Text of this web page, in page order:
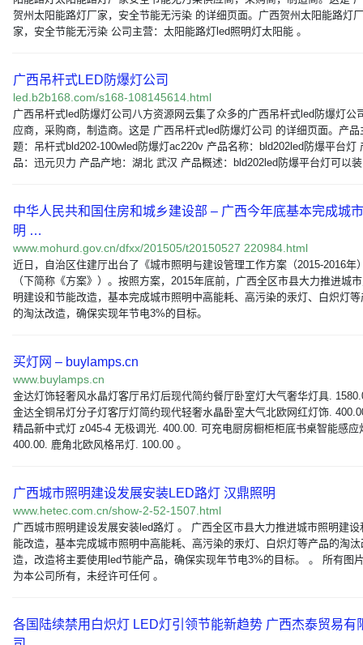
贺州太阳能路灯厂家，安全节能无污染 的详细页面。广西贺州太阳能路灯厂
家，安全节能无污染 公司主营：太阳能路灯led照明灯太阳能 。
广西吊杆式LED防爆灯公司
led.b2b168.com/s168-108145614.html
广西吊杆式led防爆灯公司八方资源网云集了众多的广西吊杆式led防爆灯公
应商，采购商，制造商。这是 广西吊杆式led防爆灯公司 的详细页面。产品
题：吊杆式bld202-100wled防爆灯ac220v 产品名称：bld202led防爆平台灯
品：迅元贝力 产品产地：湖北 武汉 产品概述：bld202led防爆平台灯可以
中华人民共和国住房和城乡建设部 – 广西今年底基本完成城
明 …
www.mohurd.gov.cn/dfxx/201505/t20150527 220984.html
近日，自治区住建厅出台了《城市照明与建设管理工作方案（2015-2016年
（下简称《方案》）。按照方案，2015年底前，广西全区市县大力推进城
明建设和节能改造，基本完成城市照明中高能耗、高污染的汞灯、白炽灯等
的淘汰改造，确保实现年节电3%的目标。
买灯网 – buylamps.cn
www.buylamps.cn
金达灯饰轻奢风水晶灯客厅吊灯后现代简约餐厅卧室灯大气奢华灯具.
金达全铜吊灯分子灯客厅灯简约现代轻奢水晶卧室大气北欧网红灯饰.
精品新中式灯 z045-4 无极调光. 400.00. 可充电厨房橱柜柜底书桌智能感应
400.00. 鹿角北欧风格吊灯. 100.00 。
广西城市照明建设发展安装LED路灯 汉鼎照明
www.hetec.com.cn/show-2-52-1507.html
广西城市照明建设发展安装led路灯 。 广西全区市县大力推进城市照明建设
能改造，基本完成城市照明中高能耗、高污染的汞灯、白炽灯等产品的淘汰
造，改造将主要使用led节能产品，确保实现年节电3%的目标。 。 所有图
为本公司所有，未经许可任何 。
各国陆续禁用白炽灯 LED灯引领节能新趋势 广西杰泰贸易有